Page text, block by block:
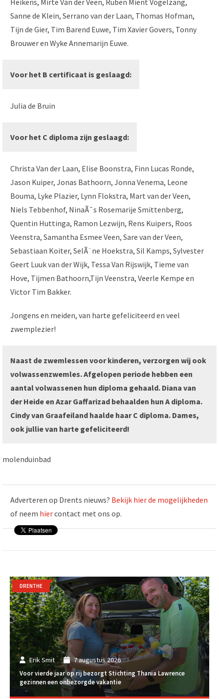
Heikens, Mirte Van der Veen, Ruben Mient Vogelzang,
Sanne de Klein, Serrano van der Laan, Thomas Hofman,
Tijn de Gier, Tim Barend Euwe, Tim Xavier Govers, Tonny
Brouwer en Wyke Annemarijn Euwe.
Voor het B certificaat is geslaagd:
Julia de Bruin
Voor het C diploma zijn geslaagd:
Christa Van der Laan, Elise Boonstra, Finn Lucas Ronde,
Jason Kuiper, Jonas Bathoorn, Jonna Venema, Leone
Bouma, Lyke Plazier, Lynn Flokstra, Mart van der Veen,
Niels Tebbenhof, NinaÃ¯s Rosemarije Smittenberg,
Quentin Huttinga, Ramon Lezwijn, Rens Kuipers, Roos
Veenstra, Samantha Esmee Veen, Sare van der Veen,
Sebastiaan Koiter, SelÃ¨ne Hoekstra, Sil Kamps, Sylvester
Geert Luuk van der Wijk, Tessa Van Rijswijk, Tieme van
Hove, Tijmen Bathoorn,Tijn Veenstra, Veerle Kempe en
Victor Tim Bakker.
Jongens en meiden, van harte gefeliciteerd en veel
zwemplezier!
Naast de zwemlessen voor kinderen, verzorgen wij ook
volwassenzwemles. Afgelopen periode hebben een
aantal volwassenen hun diploma gehaald. Diana van
der Heide en Azar Gaffarizad behaalden hun A diploma.
Cindy van Graafeiland haalde haar C diploma. Dames,
ook jullie van harte gefeliciteerd!
molenduinbad
Adverteren op Drents nieuws? Bekijk hier de mogelijkheden
of neem hiercontact met ons op.
Erik Smit 7 augustus 2026
Voor vierde jaar op rij bezorgt Stichting Thania Lawrence
gezinnen een onbezorgde vakantie
DRENTHE